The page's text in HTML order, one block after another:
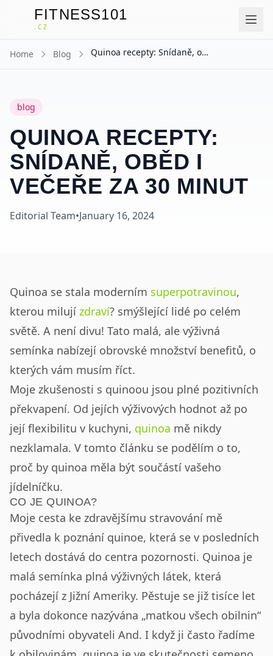
FITNESS101
.CZ
Home Blog Quinoa recepty: Snídaně, oběd i večeře za 30 minut
blog
QUINOA RECEPTY:
SNÍDANĚ, OBĚD I
VEČEŘE ZA 30 MINUT
Editorial Team•January 16, 2024
Quinoa se stala moderním superpotravinou,
kterou milují zdraví? smýšlející lidé po celém
světě. A není divu! Tato malá, ale výživná
semínka nabízejí obrovské množství benefitů, o
kterých vám musím říct.
Moje zkušenosti s quinoou jsou plné pozitivních
překvapení. Od jejích výživových hodnot až po
její flexibilitu v kuchyni, quinoa mě nikdy
nezklamala. V tomto článku se podělím o to,
proč by quinoa měla být součástí vašeho
jídelníčku.
CO JE QUINOA?
Moje cesta ke zdravějšímu stravování mě
přivedla k poznání quinoe, která se v posledních
letech dostává do centra pozornosti. Quinoa je
malá semínka plná výživných látek, která
pocházejí z Jižní Ameriky. Pěstuje se již tisíce let
a byla dokonce nazývána „matkou všech obilnin“
původními obyvateli And. I když ji často řadíme